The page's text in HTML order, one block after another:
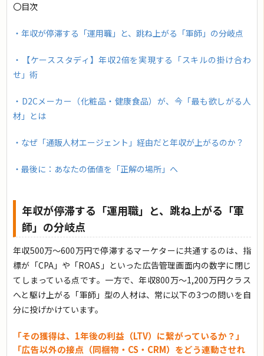
〇目次
・年収が停滞する「運用職」と、跳ね上がる「軍師」の分岐点
・【ケーススタディ】年収2倍を実現する「スキルの掛け合わ
せ」術
・D2Cメーカー（化粧品・健康食品）が、今「最も欲しがる人
材」とは
・なぜ「通販人材エージェント」経由だと年収が上がるのか？
・最後に：あなたの価値を「正解の場所」へ
年収が停滞する「運用職」と、跳ね上がる「軍
師」の分岐点
年収500万〜600万円で停滞するマーケターに共通するのは、指
標が「CPA」や「ROAS」といった広告管理画面内の数字に閉じ
てしまっている点です。一方で、年収800万〜1,200万円クラス
へと駆け上がる「軍師」型の人材は、常に以下の3つの問いを自
分に投げかけています。
「その獲得は、1年後の利益（LTV）に繋がっているか？」
「広告以外の接点（同梱物・CS・CRM）をどう連動させれ